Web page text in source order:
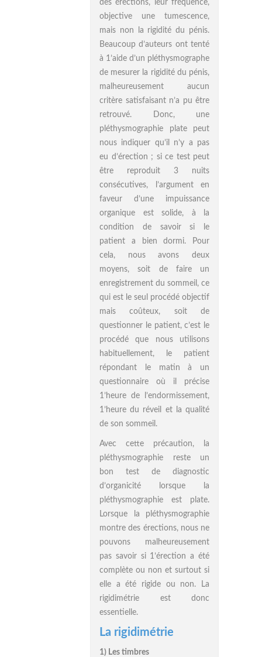
des érections, leur fréquence,
objective une tumescence,
mais non la rigidité du pénis.
Beaucoup d’auteurs ont tenté
à 1’aide d’un pléthysmographe
de mesurer la rigidité du pénis,
malheureusement aucun
critère satisfaisant n’a pu être
retrouvé. Donc, une
pléthysmographie plate peut
nous indiquer qu’il n’y a pas
eu d’érection ; si ce test peut
être reproduit 3 nuits
consécutives, l’argument en
faveur d’une impuissance
organique est solide, à la
condition de savoir si le
patient a bien dormi. Pour
cela, nous avons deux
moyens, soit de faire un
enregistrement du sommeil, ce
qui est le seul procédé objectif
mais coûteux, soit de
questionner le patient, c’est le
procédé que nous utilisons
habituellement, le patient
répondant le matin à un
questionnaire où il précise
1’heure de l’endormissement,
1’heure du réveil et la qualité
de son sommeil.
Avec cette précaution, la
pléthysmographie reste un
bon test de diagnostic
d’organicité lorsque la
pléthysmographie est plate.
Lorsque la pléthysmographie
montre des érections, nous ne
pouvons malheureusement
pas savoir si 1’érection a été
complète ou non et surtout si
elle a été rigide ou non. La
rigidimétrie est donc
essentielle.
La rigidimétrie
1) Les timbres